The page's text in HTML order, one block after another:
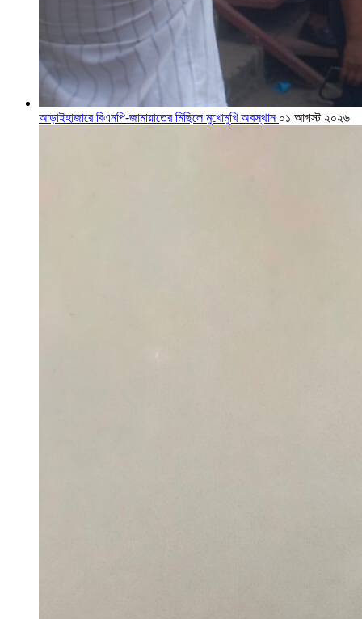
আড়াইহাজারে বিএনপি-জামায়াতের মিছিলে মুখোমুখি অবস্থান ০১ আগস্ট ২০২৬